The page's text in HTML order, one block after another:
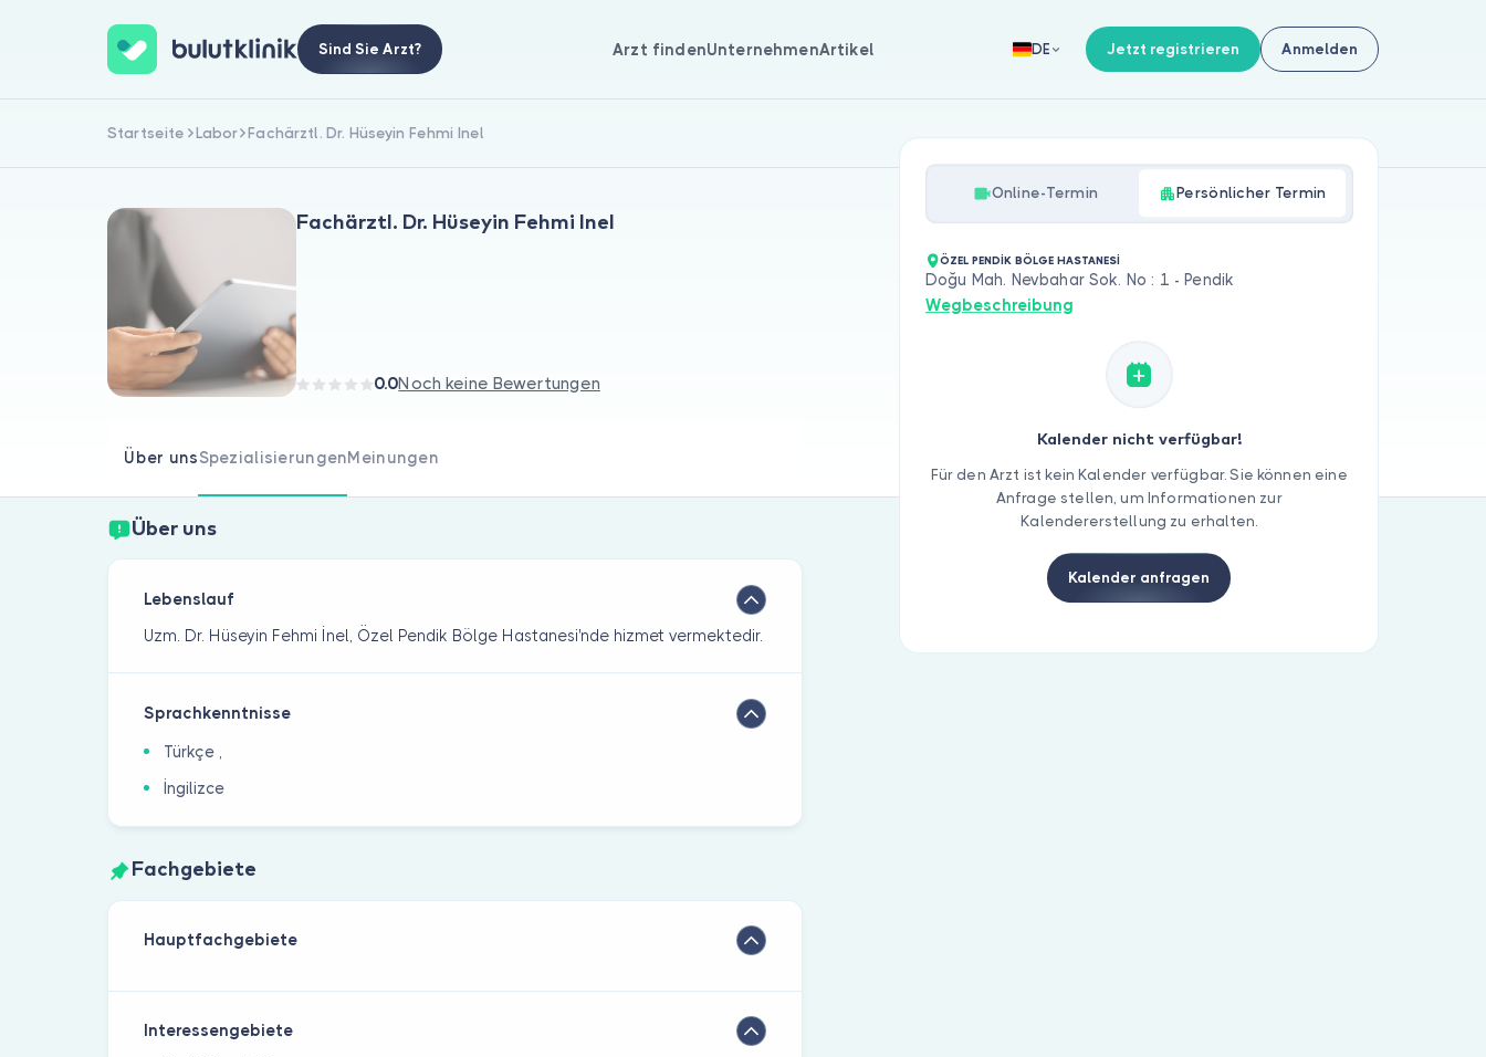
Sind Sie Arzt? Arzt findenUnternehmenArtikel DE Jetzt registrieren Anmelden
Startseite Labor Fachärztl. Dr. Hüseyin Fehmi Inel
Fachärztl. Dr. Hüseyin Fehmi Inel
0.0Noch keine Bewertungen
Über unsSpezialisierungenMeinungen
Über uns
Lebenslauf
Uzm. Dr. Hüseyin Fehmi İnel, Özel Pendik Bölge Hastanesi'nde hizmet vermektedir.
Sprachkenntnisse
Türkçe ,
İngilizce
Fachgebiete
Hauptfachgebiete
Interessengebiete
Online-Termin Persönlicher Termin
ÖZEL PENDİK BÖLGE HASTANESİ
Doğu Mah. Nevbahar Sok. No : 1 - Pendik
Wegbeschreibung
Kalender nicht verfügbar!
Für den Arzt ist kein Kalender verfügbar. Sie können eine
Anfrage stellen, um Informationen zur
Kalendererstellung zu erhalten.
Kalender anfragen